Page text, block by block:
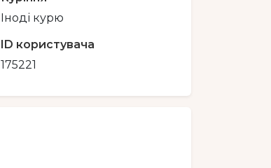
Іноді курю
ID користувача
175221